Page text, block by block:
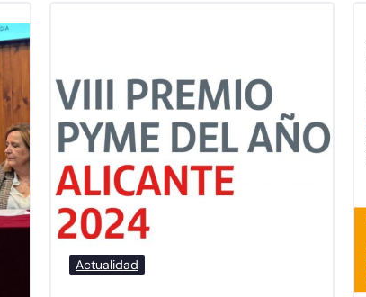
Actualidad